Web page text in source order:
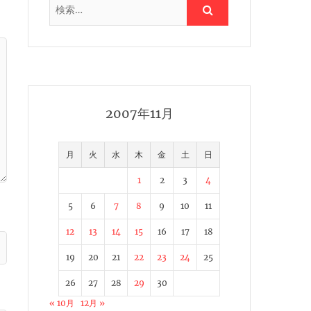
2007年11月
月 火 水 木 金 土 日
1 2 3 4
5 6 7 8 9 10 11
12 13 14 15 16 17 18
19 20 21 22 23 24 25
26 27 28 29
30
« 10月
12月 »